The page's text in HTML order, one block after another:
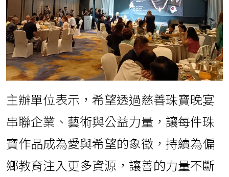
主辦單位表示，希望透過慈善珠寶晚宴
串聯企業、藝術與公益力量，讓每件珠
寶作品成為愛與希望的象徵，持續為偏
鄉教育注入更多資源，讓善的力量不斷